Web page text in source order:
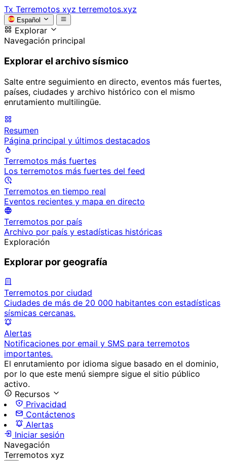
Tx Terremotos xyz terremotos.xyz
Español
Explorar
Navegación principal
Explorar el archivo sísmico
Salte entre seguimiento en directo, eventos más fuertes,
países, ciudades y archivo histórico con el mismo
enrutamiento multilingüe.
Resumen
Página principal y últimos destacados
Terremotos más fuertes
Los terremotos más fuertes del feed
Terremotos en tiempo real
Eventos recientes y mapa en directo
Terremotos por país
Archivo por país y estadísticas históricas
Exploración
Explorar por geografía
Terremotos por ciudad
Ciudades de más de 20 000 habitantes con estadísticas
sísmicas cercanas.
Alertas
Notificaciones por email y SMS para terremotos
importantes.
El enrutamiento por idioma sigue basado en el dominio,
por lo que este menú siempre sigue el sitio público
activo.
Recursos
Privacidad
Contáctenos
Alertas
Iniciar sesión
Navegación
Terremotos xyz